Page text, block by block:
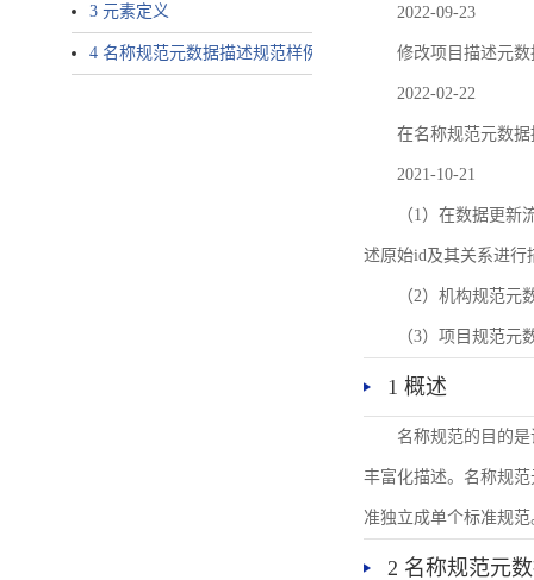
3 元素定义
4 名称规范元数据描述规范样例
2022-09-23
修改项目描述元
2022-02-22
在名称规范元数
2021-10-21
（1）在数据更
述原始id及其关系进行
（2）机构规范元
（3）项目规范
1 概述
名称规范的目的
丰富化描述。名称规
准独立成单个标准规范
2 名称规范元